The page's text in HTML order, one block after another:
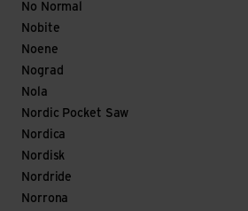
No Normal
Nobite
Noene
Nograd
Nola
Nordic Pocket Saw
Nordica
Nordisk
Nordride
Norrona